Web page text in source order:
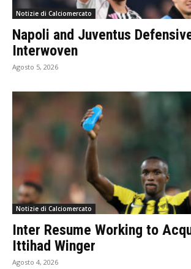
Notizie di Calciomercato
Napoli and Juventus
Interwoven
Agosto 5, 2026
Notizie di Calciomercato
Inter Resume Working to
Ittihad Winger
Agosto 4, 2026